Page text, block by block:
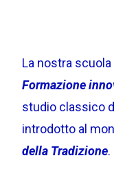
La nostra
Formazione
studio classico
introdotto al
della Tradizione.